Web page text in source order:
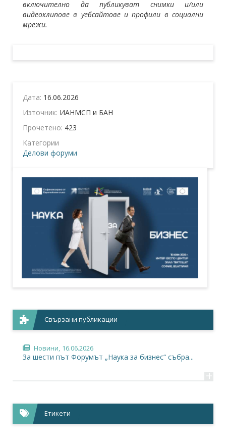
включително да публикуват снимки и/или
видеоклипове в уебсайтове и профили в социални
мрежи.
Дата: 16.06.2026
Източник: ИАНМСП и БАН
Прочетено: 423
Категории
Делови форуми
Свързани публикации
Новини, 16.06.2026
За шести път Форумът „Наука за бизнес“ събра...
+
Етикети